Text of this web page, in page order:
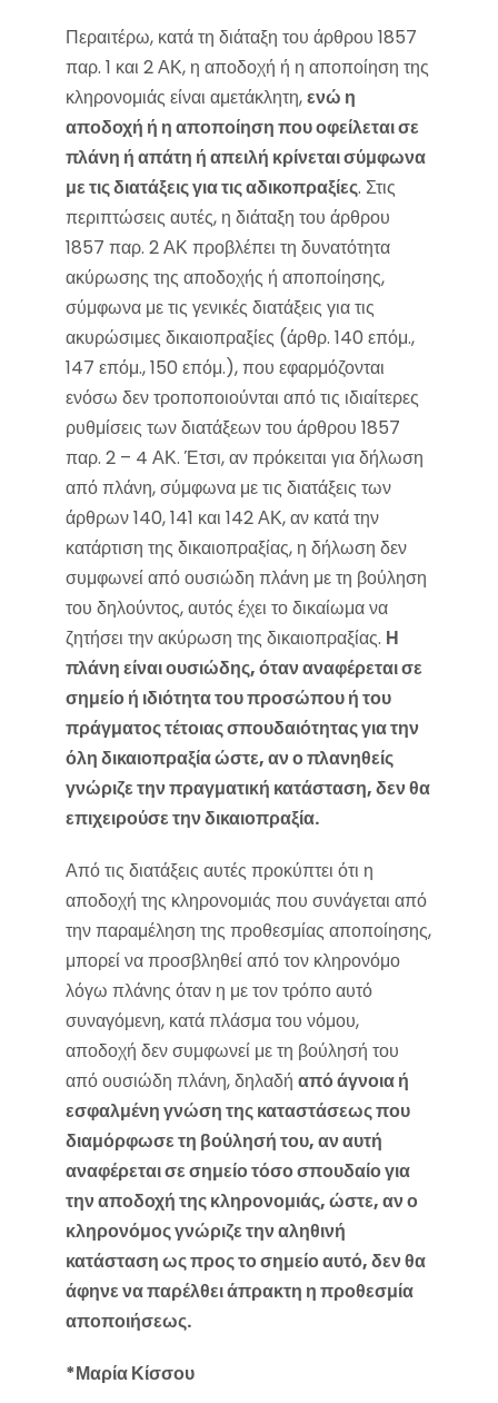
Περαιτέρω, κατά τη διάταξη του άρθρου 1857
παρ. 1 και 2 ΑΚ, η αποδοχή ή η αποποίηση της
κληρονομιάς είναι αμετάκλητη,ενώ η
αποδοχή ή η αποποίηση που οφείλεται σε
πλάνη ή απάτη ή απειλή κρίνεται σύμφωνα
με τις διατάξεις για τις αδικοπραξίες. Στις
περιπτώσεις αυτές, η διάταξη του άρθρου
1857 παρ. 2 ΑΚ προβλέπει τη δυνατότητα
ακύρωσης της αποδοχής ή αποποίησης,
σύμφωνα με τις γενικές διατάξεις για τις
ακυρώσιμες δικαιοπραξίες (άρθρ. 140 επόμ.,
147 επόμ., 150 επόμ.), που εφαρμόζονται
ενόσω δεν τροποποιούνται από τις ιδιαίτερες
ρυθμίσεις των διατάξεων του άρθρου 1857
παρ. 2 – 4 ΑΚ. Έτσι, αν πρόκειται για δήλωση
από πλάνη, σύμφωνα με τις διατάξεις των
άρθρων 140, 141 και 142 ΑΚ, αν κατά την
κατάρτιση της δικαιοπραξίας, η δήλωση δεν
συμφωνεί από ουσιώδη πλάνη με τη βούληση
του δηλούντος, αυτός έχει το δικαίωμα να
ζητήσει την ακύρωση της δικαιοπραξίας. Η
πλάνη είναι ουσιώδης, όταν αναφέρεται σε
σημείο ή ιδιότητα του προσώπου ή του
πράγματος τέτοιας σπουδαιότητας για την
όλη δικαιοπραξία ώστε, αν ο πλανηθείς
γνώριζε την πραγματική κατάσταση, δεν θα
επιχειρούσε την δικαιοπραξία.
Από τις διατάξεις αυτές προκύπτει ότι η
αποδοχή της κληρονομιάς που συνάγεται από
την παραμέληση της προθεσμίας αποποίησης,
μπορεί να προσβληθεί από τον κληρονόμο
λόγω πλάνης όταν η με τον τρόπο αυτό
συναγόμενη, κατά πλάσμα του νόμου,
αποδοχή δεν συμφωνεί με τη βούλησή του
από ουσιώδη πλάνη, δηλαδή από άγνοια ή
εσφαλμένη γνώση της καταστάσεως που
διαμόρφωσε τη βούλησή του, αν αυτή
αναφέρεται σε σημείο τόσο σπουδαίο για
την αποδοχή της κληρονομιάς, ώστε, αν ο
κληρονόμος γνώριζε την αληθινή
κατάσταση ως προς το σημείο αυτό, δεν θα
άφηνε να παρέλθει άπρακτη η προθεσμία
αποποιήσεως.
*Μαρία Κίσσου